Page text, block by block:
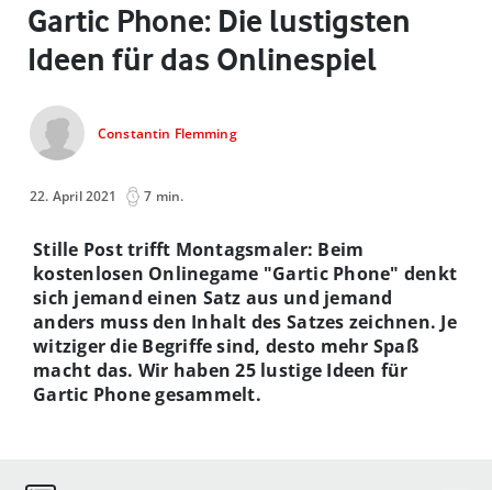
Gartic Phone: Die lustigsten
Ideen für das Onlinespiel
Constantin Flemming
22. April 2021 7 min.
Stille Post trifft Montagsmaler: Beim
kostenlosen Onlinegame "Gartic Phone" denkt
sich jemand einen Satz aus und jemand
anders muss den Inhalt des Satzes zeichnen. Je
witziger die Begriffe sind, desto mehr Spaß
macht das. Wir haben 25 lustige Ideen für
Gartic Phone gesammelt.